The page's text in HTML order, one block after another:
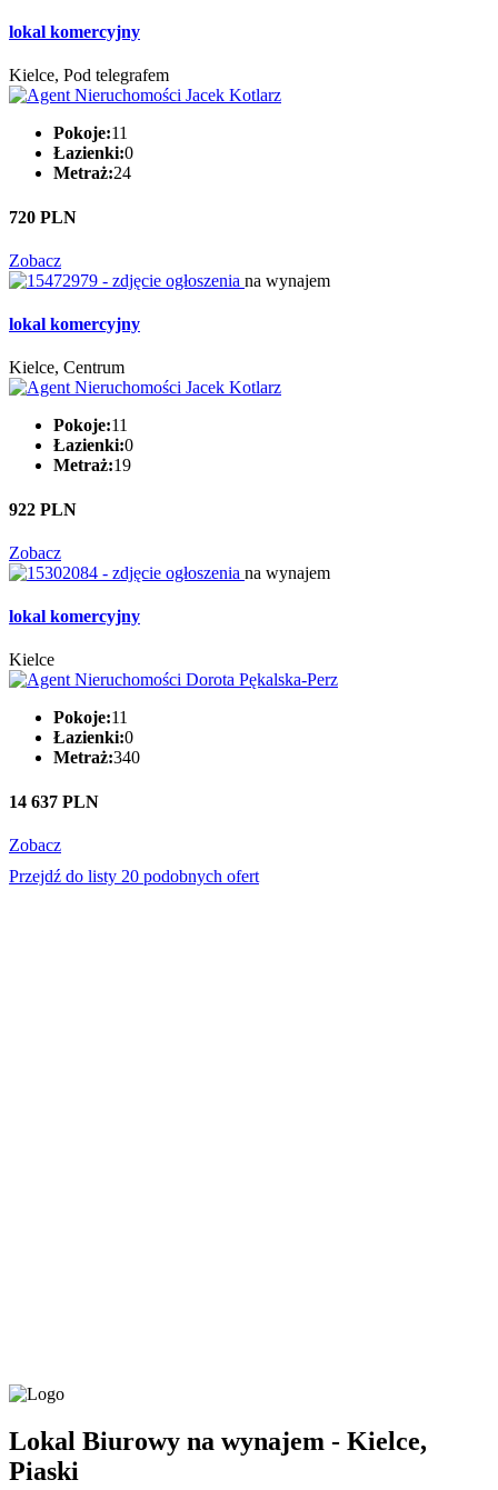
lokal komercyjny
Kielce, Pod telegrafem
Pokoje:11
Łazienki:0
Metraż:24
720 PLN
Zobacz
na wynajem
lokal komercyjny
Kielce, Centrum
Pokoje:11
Łazienki:0
Metraż:19
922 PLN
Zobacz
na wynajem
lokal komercyjny
Kielce
Pokoje:11
Łazienki:0
Metraż:340
14 637 PLN
Zobacz
Przejdź do listy 20 podobnych ofert
Lokal Biurowy na wynajem - Kielce,
Piaski